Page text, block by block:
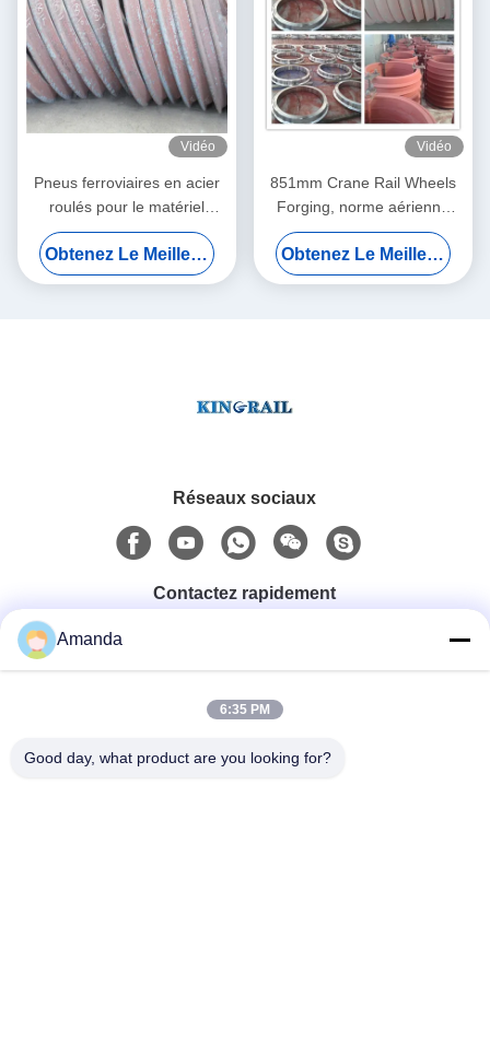
Vidéo
Pneus ferroviaires en acier
roulés pour le matériel
ferroviaire de Vechicles
CL60 R9T R8T
Obtenez Le Meilleur Prix
Vidéo
851mm Crane Rail Wheels
Forging, norme aérienne
d'en de Crane Trolley
Wheels gigaoctet Obtenez Le Meilleur Prix
Réseaux sociaux
Contactez rapidement
0086-15556982932
Email
Amanda
6:35 PM
Good day, what product are you looking for?